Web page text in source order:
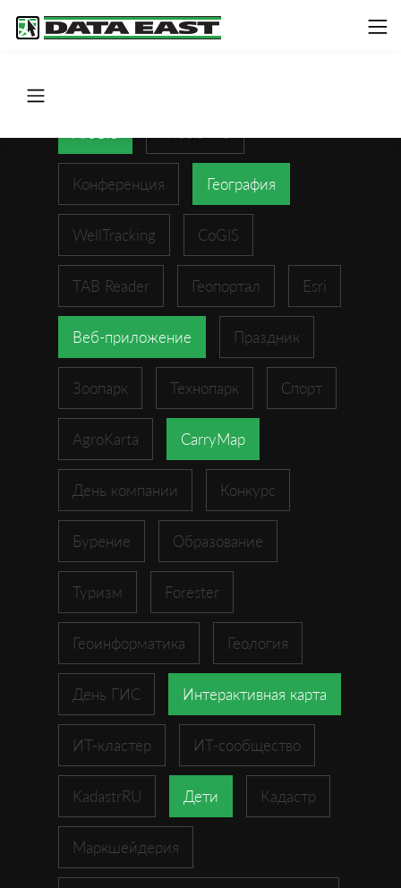
Конференция География
WellTracking CoGIS
TAB Reader Геопортал Esri
Веб-приложение Праздник
Зоопарк Технопарк Спорт
AgroKarta CarryMap
День компании Конкурс
Бурение Образование
Туризм Forester
Геоинформатика Геология
День ГИС Интерактивная карта
ИТ-кластер ИТ-сообщество
KadastrRU Дети Кадастр
Маркшейдерия